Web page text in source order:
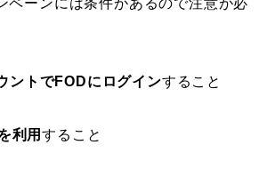
ペーンには条件があるので注意が必
ントでFODにログインすること
利用すること